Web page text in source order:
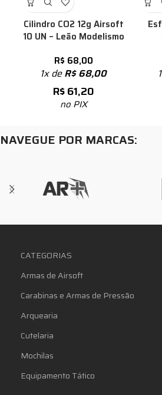
Cilindro CO2 12g Airsoft
10 UN – Leão Modelismo
R$ 68,00
1x deR$68,00
R$61,20
no PIX
NAVEGUE POR MARCAS:
CATEGORIAS
Armas de Airsoft
Carabinas e Armas de Pressão
Arquearia
Cutelaria
Mochilas
Equipamento Tático